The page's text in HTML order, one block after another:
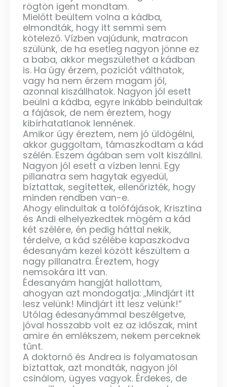
rögtön igent mondtam.
Mielőtt beültem volna a kádba,
elmondták, hogy itt semmi sem
kötelező. Vízben vajúdunk, matracon
szülünk, de ha esetleg nagyon jönne ez
a baba, akkor megszülethet a kádban
is. Ha úgy érzem, pozíciót válthatok,
vagy ha nem érzem magam jól,
azonnal kiszállhatok. Nagyon jól esett
beülni a kádba, egyre inkább beindultak
a fájások, de nem éreztem, hogy
kibírhatatlanok lennének.
Amikor úgy éreztem, nem jó üldögélni,
akkor guggoltam, támaszkodtam a kád
szélén. Eszem ágában sem volt kiszállni.
Nagyon jól esett a vízben lenni. Egy
pillanatra sem hagytak egyedül,
bíztattak, segítettek, ellenőrizték, hogy
minden rendben van-e.
Ahogy elindultak a tolófájások, Krisztina
és Andi elhelyezkedtek mögém a kád
két szélére, én pedig háttal nekik,
térdelve, a kád szélébe kapaszkodva
édesanyám kezei között készültem a
nagy pillanatra. Éreztem, hogy
nemsokára itt van.
Édesanyám hangját hallottam,
ahogyan azt mondogatja: „Mindjárt itt
lesz velünk! Mindjárt itt lesz velünk!”
Utólag édesanyámmal beszélgetve,
jóval hosszabb volt ez az időszak, mint
amire én emlékszem, nekem perceknek
tűnt.
A doktornő és Andrea is folyamatosan
bíztattak, azt mondták, nagyon jól
csinálom, ügyes vagyok. Érdekes, de